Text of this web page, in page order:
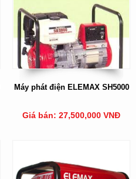
Máy phát điện ELEMAX SH5000
Giá bán: 27,500,000 VNĐ